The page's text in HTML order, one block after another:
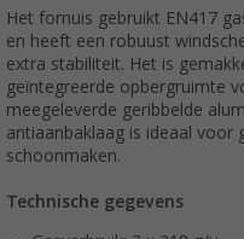
Het fornuis gebruikt EN417
en heeft een robuust
extra stabiliteit. Het is
geïntegreerde opbergruimte
meegeleverde geribbelde
antiaanbaklaag is ideaal voor
schoonmaken.
Technische gegevens